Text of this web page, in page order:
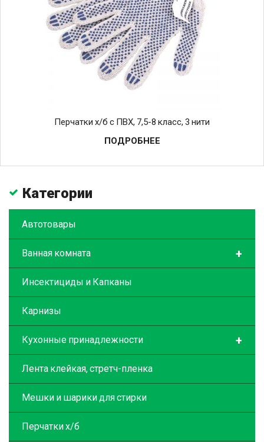
Перчатки х/б с ПВХ, 7,5-8 класс, 3 нити
ПОДРОБНЕЕ
Категории
Автотовары
+
Ванная комната
Инсектициды и Капканы
Карнизы
+
Кухонные принадлежности
Лента клейкая, стретч-пленка
Мешки и шарики для стирки
Перчатки х/б